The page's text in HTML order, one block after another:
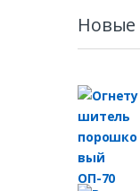
Новые